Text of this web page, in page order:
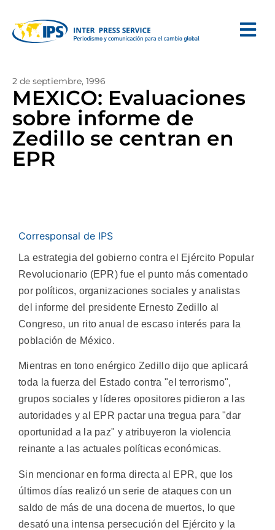
2 de septiembre, 1996
MEXICO: Evaluaciones
sobre informe de
Zedillo se centran en
EPR
Corresponsal de IPS
La estrategia del gobierno contra el Ejército Popular
Revolucionario (EPR) fue el punto más comentado
por políticos, organizaciones sociales y analistas
del informe del presidente Ernesto Zedillo al
Congreso, un rito anual de escaso interés para la
población de México.
Mientras en tono enérgico Zedillo dijo que aplicará
toda la fuerza del Estado contra "el terrorismo",
grupos sociales y líderes opositores pidieron a las
autoridades y al EPR pactar una tregua para "dar
oportunidad a la paz" y atribuyeron la violencia
reinante a las actuales políticas económicas.
Sin mencionar en forma directa al EPR, que los
últimos días realizó un serie de ataques con un
saldo de más de una docena de muertos, lo que
desató una intensa persecución del Ejército y la